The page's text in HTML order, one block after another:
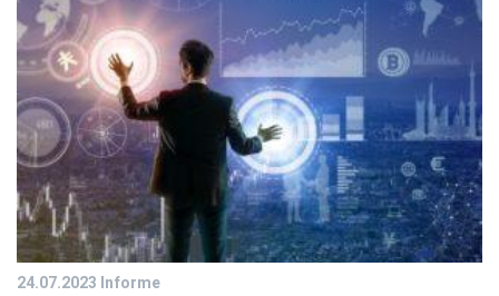
24.07.2023 Informe